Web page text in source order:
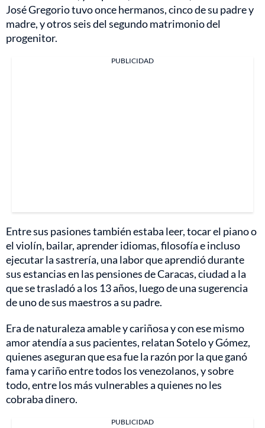
José Gregorio tuvo once hermanos, cinco de su padre y
madre, y otros seis del segundo matrimonio del
progenitor.
PUBLICIDAD
Entre sus pasiones también estaba leer, tocar el piano o
el violín, bailar, aprender idiomas, filosofía e incluso
ejecutar la sastrería, una labor que aprendió durante
sus estancias en las pensiones de Caracas, ciudad a la
que se trasladó a los 13 años, luego de una sugerencia
de uno de sus maestros a su padre.
Era de naturaleza amable y cariñosa y con ese mismo
amor atendía a sus pacientes, relatan Sotelo y Gómez,
quienes aseguran que esa fue la razón por la que ganó
fama y cariño entre todos los venezolanos, y sobre
todo, entre los más vulnerables a quienes no les
cobraba dinero.
PUBLICIDAD